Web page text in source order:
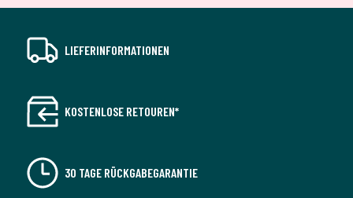
LIEFERINFORMATIONEN
KOSTENLOSE RETOUREN*
30 TAGE RÜCKGABEGARANTIE